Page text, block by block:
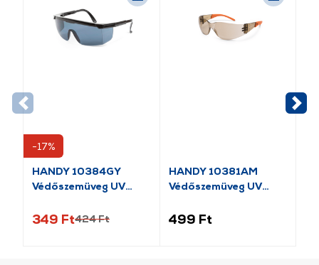
-17%
HANDY 10384GY
Védőszemüveg UV
349 Ft424 Ft
HANDY 10381AM
Védőszemüveg UV
499 Ft